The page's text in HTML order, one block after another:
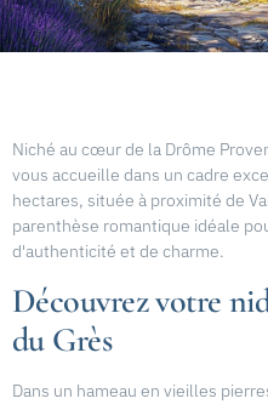
Niché au cœur de la Drôme
vous accueille dans un cadre
hectares, située à proximité de
parenthèse romantique idéale
d'authenticité et de charme.
Découvrez votre
du Grès
Dans un hameau en vieilles